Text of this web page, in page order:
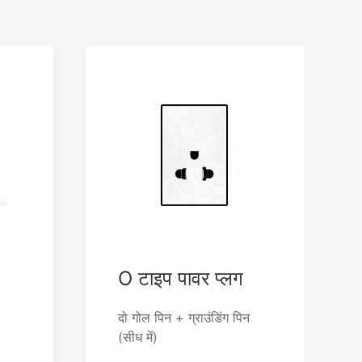
O टाइप पावर प्लग
दो गोल पिन + ग्राउंडिंग पिन
(सीध में)